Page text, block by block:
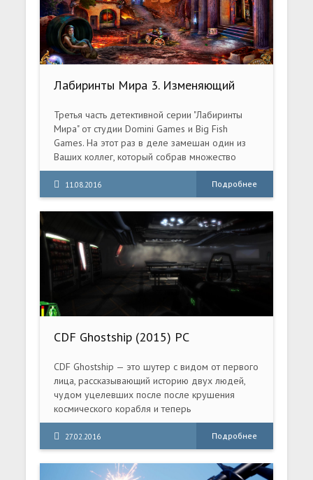
Лабиринты Мира 3. Изменяющий
(2016) PC
Третья часть детективной серии "Лабиринты
Мира" от студии Domini Games и Big Fish
Games. На этот раз в деле замешан один из
Ваших коллег, который собрав множество
данных об одном из опаснейших артефактов
таинственно скрылся. Зацепки есть, но куда они
приведут? В штаб квартире детективного
агенства - переполох. Сначала перестал
отвечать на вызовы, а затем и вовсе пропал
ваш друг - детектив Питер. Прибыв в его дом,
вы обнаруживаете от него записку.
11.08.2016 Подробнее
CDF Ghostship (2015) PC
CDF Ghostship — это шутер с видом от первого
лица, рассказывающий историю двух людей,
чудом уцелевших после после крушения
космического корабля и теперь
отстреливающихся от орд агрессивных
пришельцев. Благодаря динамичному
геймплею и трем режимам играть в CDF
Ghostship можно бесконечно долго.
27.02.2016 Подробнее